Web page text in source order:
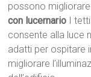
possono
con lucernario I
consente alla luce
adatti per ospitare
migliorare